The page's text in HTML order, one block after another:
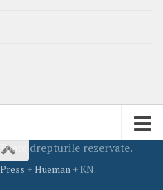
drepturile rezervate.
+Hueman+ KN.